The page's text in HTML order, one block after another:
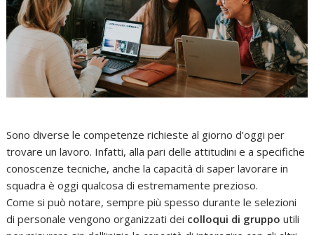
Sono diverse le competenze richieste al giorno d’oggi per
trovare un lavoro. Infatti, alla pari delle attitudini e a specifiche
conoscenze tecniche, anche la capacità di saper lavorare in
squadra è oggi qualcosa di estremamente prezioso.
Come si può notare, sempre più spesso durante le selezioni
di personale vengono organizzati dei colloqui di gruppo utili